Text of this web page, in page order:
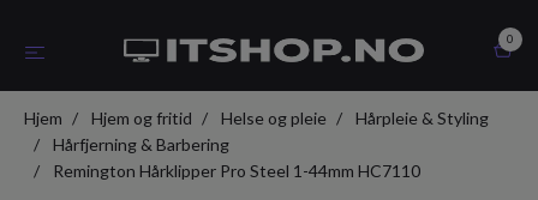
0
Hjem Hjem og fritid Helse og pleie
Hårpleie & Styling
Hårfjerning & Barbering
Remington Hårklipper Pro Steel 1-44mm HC7110